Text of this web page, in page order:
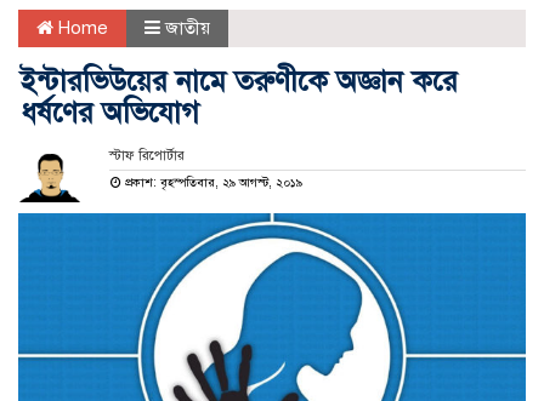
Home জাতীয়
ইন্টারভিউয়ের নামে তরুণীকে অজ্ঞান করে
ধর্ষণের অভিযোগ
স্টাফ রিপোর্টার
প্রকাশ: বৃহস্পতিবার, ২৯ আগস্ট, ২০১৯